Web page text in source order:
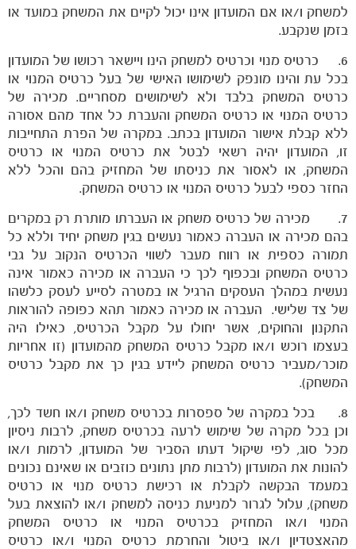
למשחק ו/או אם המועדון אינו יכול לקיים את המשחק במועד או
בזמן שנקבע.
6. כרטיס מנוי וכרטיס למשחק הינו ויישאר רכושו של המועדון
בכל עת והינו מונפק לשימושו האישי של בעל כרטיס המנוי או
כרטיס המשחק בלבד ולא לשימושים מסחריים. מכירה של
כרטיס המנוי או כרטיס המשחק והעברת כל אחד מהם אסורה
ללא קבלת אישור המועדון בכתב. במקרה של הפרת התחייבות
זו, המועדון יהיה רשאי לבטל את כרטיס המנוי או כרטיס
המשחק, או לאסור את כניסתו של המחזיק בהם והכל ללא
החזר כספי לבעל כרטיס המנוי או כרטיס המשחק.
7. מכירה של כרטיס משחק או העברתו מותרת רק במקרים
בהם מכירה או העברה כאמור נעשים בגין משחק יחיד וללא כל
תמורה כספית או רווח מעבר לשווי הכרטיס הנקוב על גבי
כרטיס המשחק ובכפוף לכך כי העברה או מכירה כאמור אינה
נעשית במהלך העסקים הרגיל או במטרה לסייע לעסק כלשהו
של צד שלישי. העברה או מכירה כאמור תהא כפופה להוראות
התקנון והחוקים, אשר יחולו על מקבל הכרטיס, כאילו היה
בעצמו רוכש ו/או מקבל כרטיס המשחק מהמועדון (זו אחריות
מוכר/מעביר כרטיס המשחק ליידע בגין כך את מקבל כרטיס
המשחק).
8. בכל במקרה של ספסרות בכרטיס משחק ו/או חשד לכך,
וכן בכל מקרה של שימוש לרעה בכרטיס משחק, לרבות ניסיון
מכל סוג, לפי שיקול דעתו הסביר של המועדון, לרמות ו/או
להונות את המועדון (לרבות מתן נתונים כוזבים או שאינם נכונים
במעמד הבקשה לקבלת או רכישת כרטיס מנוי או כרטיס
משחק), עלול לגרור למניעת כניסה למשחק ו/או להוצאת בעל
המנוי ו/או המחזיק בכרטיס המנוי או כרטיס המשחק
מהאצטדיון ו/או ביטול והחרמת כרטיס המנוי ו/או כרטיס